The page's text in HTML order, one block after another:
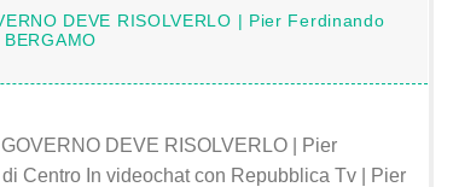
DEVE RISOLVERLO | Pier Ferdinando
DEVE RISOLVERLO | Pier
Centro In videochat con Repubblica Tv | Pier